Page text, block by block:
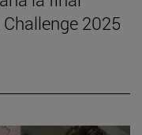
2025